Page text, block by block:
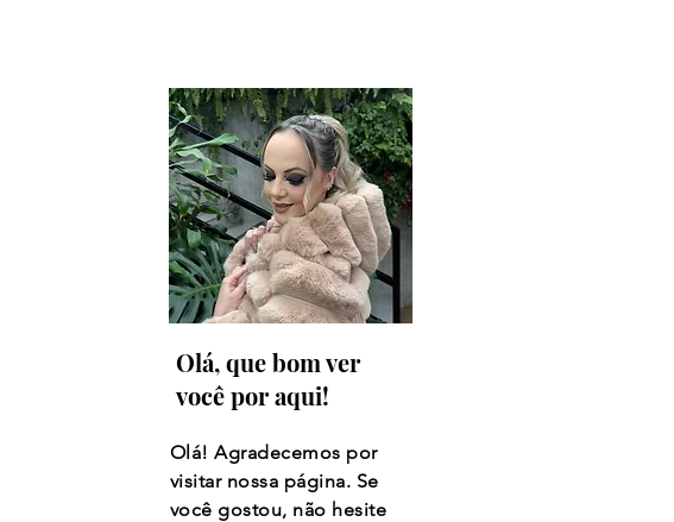
Olá, que bom ver
você por aqui!
Olá! Agradecemos por
visitar nossa página. Se
você gostou, não hesite